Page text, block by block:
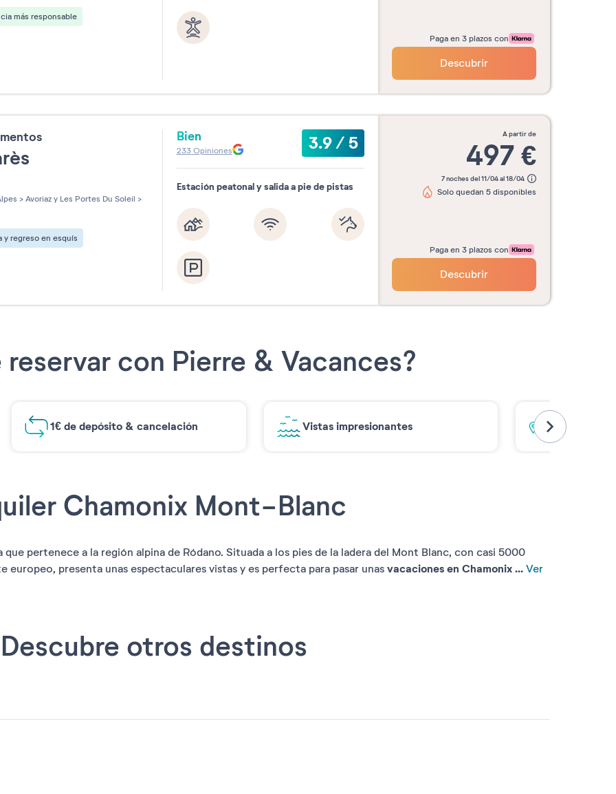
Chamonix Mont-Blanc
pertenece a la región alpina de Ródano. Situada a los pies de la ladera del Mont Blanc, con casi 5000
presenta unas espectaculares vistas y es perfecta para pasar unas vacaciones en Chamonix ... Ver
más responsable
Paga en 3 plazos con
Descubrir
sur 5
> Avoriaz y Les Portes Du Soleil >
y regreso en esquís
Bien 3.9/5
233Opiniones
Estación peatonal y salida a pie de pistas
a partir de
497€
7 noches del 11/04 al 18/04
Solo quedan 5 disponibles
Paga en 3 plazos con
Descubrir
reservar con Pierre & Vacances?
1€ de depósito & cancelación Vistas impresionantes En el
Descubre otros destinos